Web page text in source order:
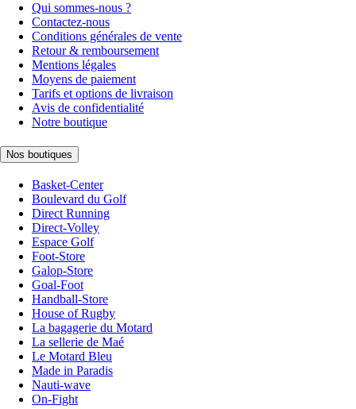
Qui sommes-nous ?
Contactez-nous
Conditions générales de vente
Retour & remboursement
Mentions légales
Moyens de paiement
Tarifs et options de livraison
Avis de confidentialité
Notre boutique
Nos boutiques
Basket-Center
Boulevard du Golf
Direct Running
Direct-Volley
Espace Golf
Foot-Store
Galop-Store
Goal-Foot
Handball-Store
House of Rugby
La bagagerie du Motard
La sellerie de Maé
Le Motard Bleu
Made in Paradis
Nauti-wave
On-Fight